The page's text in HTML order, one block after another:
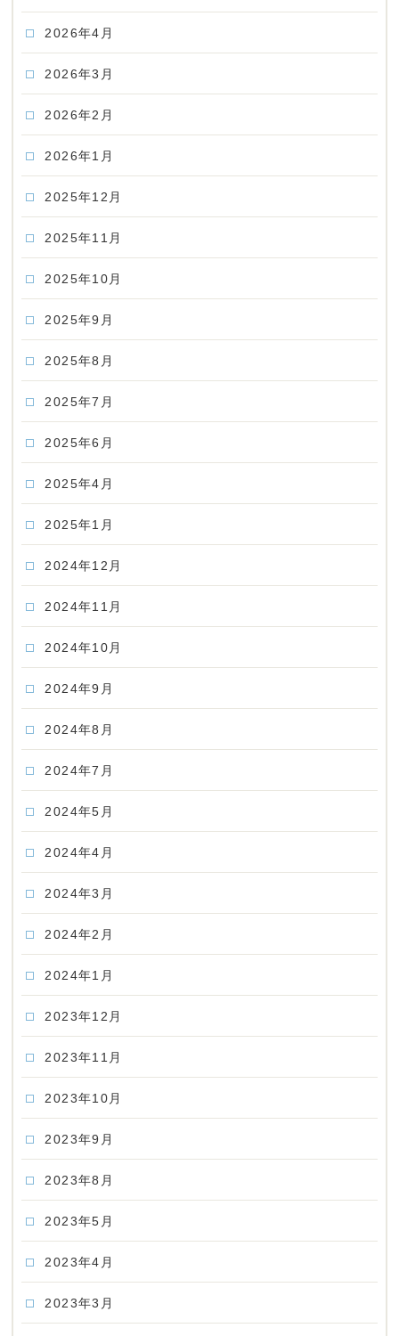
2026年4月
2026年3月
2026年2月
2026年1月
2025年12月
2025年11月
2025年10月
2025年9月
2025年8月
2025年7月
2025年6月
2025年4月
2025年1月
2024年12月
2024年11月
2024年10月
2024年9月
2024年8月
2024年7月
2024年5月
2024年4月
2024年3月
2024年2月
2024年1月
2023年12月
2023年11月
2023年10月
2023年9月
2023年8月
2023年5月
2023年4月
2023年3月